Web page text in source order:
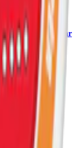
Curd:"Så förvarar